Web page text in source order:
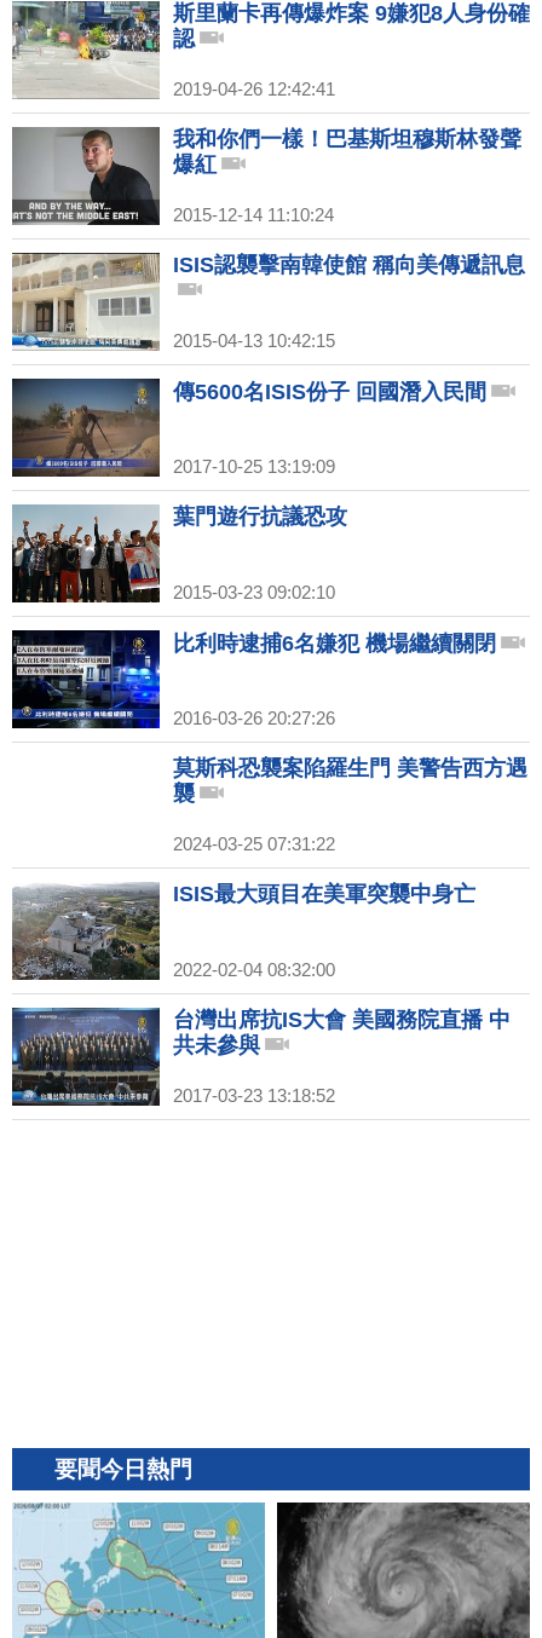
斯里蘭卡再傳爆炸案 9嫌犯8人身份確
認
2019-04-26 12:42:41
我和你們一樣！巴基斯坦穆斯林發聲
爆紅
2015-12-14 11:10:24
ISIS認襲擊南韓使館 稱向美傳遞訊息
2015-04-13 10:42:15
傳5600名ISIS份子 回國潛入民間
2017-10-25 13:19:09
葉門遊行抗議恐攻
2015-03-23 09:02:10
比利時逮捕6名嫌犯 機場繼續關閉
2016-03-26 20:27:26
莫斯科恐襲案陷羅生門 美警告西方遇
襲
2024-03-25 07:31:22
ISIS最大頭目在美軍突襲中身亡
2022-02-04 08:32:00
台灣出席抗IS大會 美國務院直播 中
共未參與
2017-03-23 13:18:52
要聞今日熱門